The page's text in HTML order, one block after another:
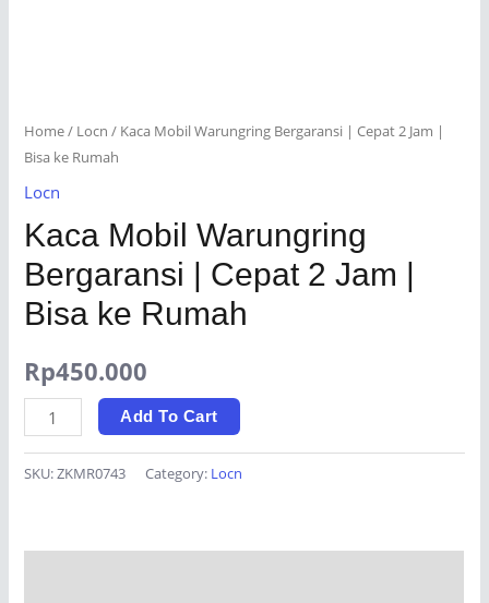
Home/ Locn / Kaca Mobil Warungring Bergaransi | Cepat 2 Jam |
Bisa ke Rumah
Locn
Kaca Mobil Warungring
Bergaransi | Cepat 2 Jam |
Bisa ke Rumah
Rp450.000
Kaca
Mobil
Warungring
Add To Cart
SKU:ZKMR0743 Category: Locn